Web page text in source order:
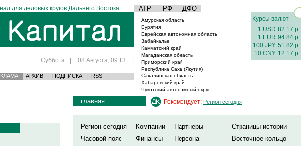
для деловых кругов Дальнего Востока АТР РФ ДФО
Суббота | 08 Августа, 09:13 |
АРХИВ | ПОДПИСКА | RSS |
Амурская область
Бурятия
Еврейская автономная область
Забайкалье
Камчатский край
Магаданская область
Приморский край
Республика Саха (Якутия)
Сахалинская область
Хабаровский край
Чукотский автономный округ
Курсы валют
1 USD 82.17 р.
1 EUR 94.84 р.
100 JPY 51.82 р.
10 CNY 12.17 р.
главная Рекомендует: Регион сегодня
Регион сегодня Компании Партнеры
Страницы истории
Часовой пояс
Финансы Персона
Восточное кольцо